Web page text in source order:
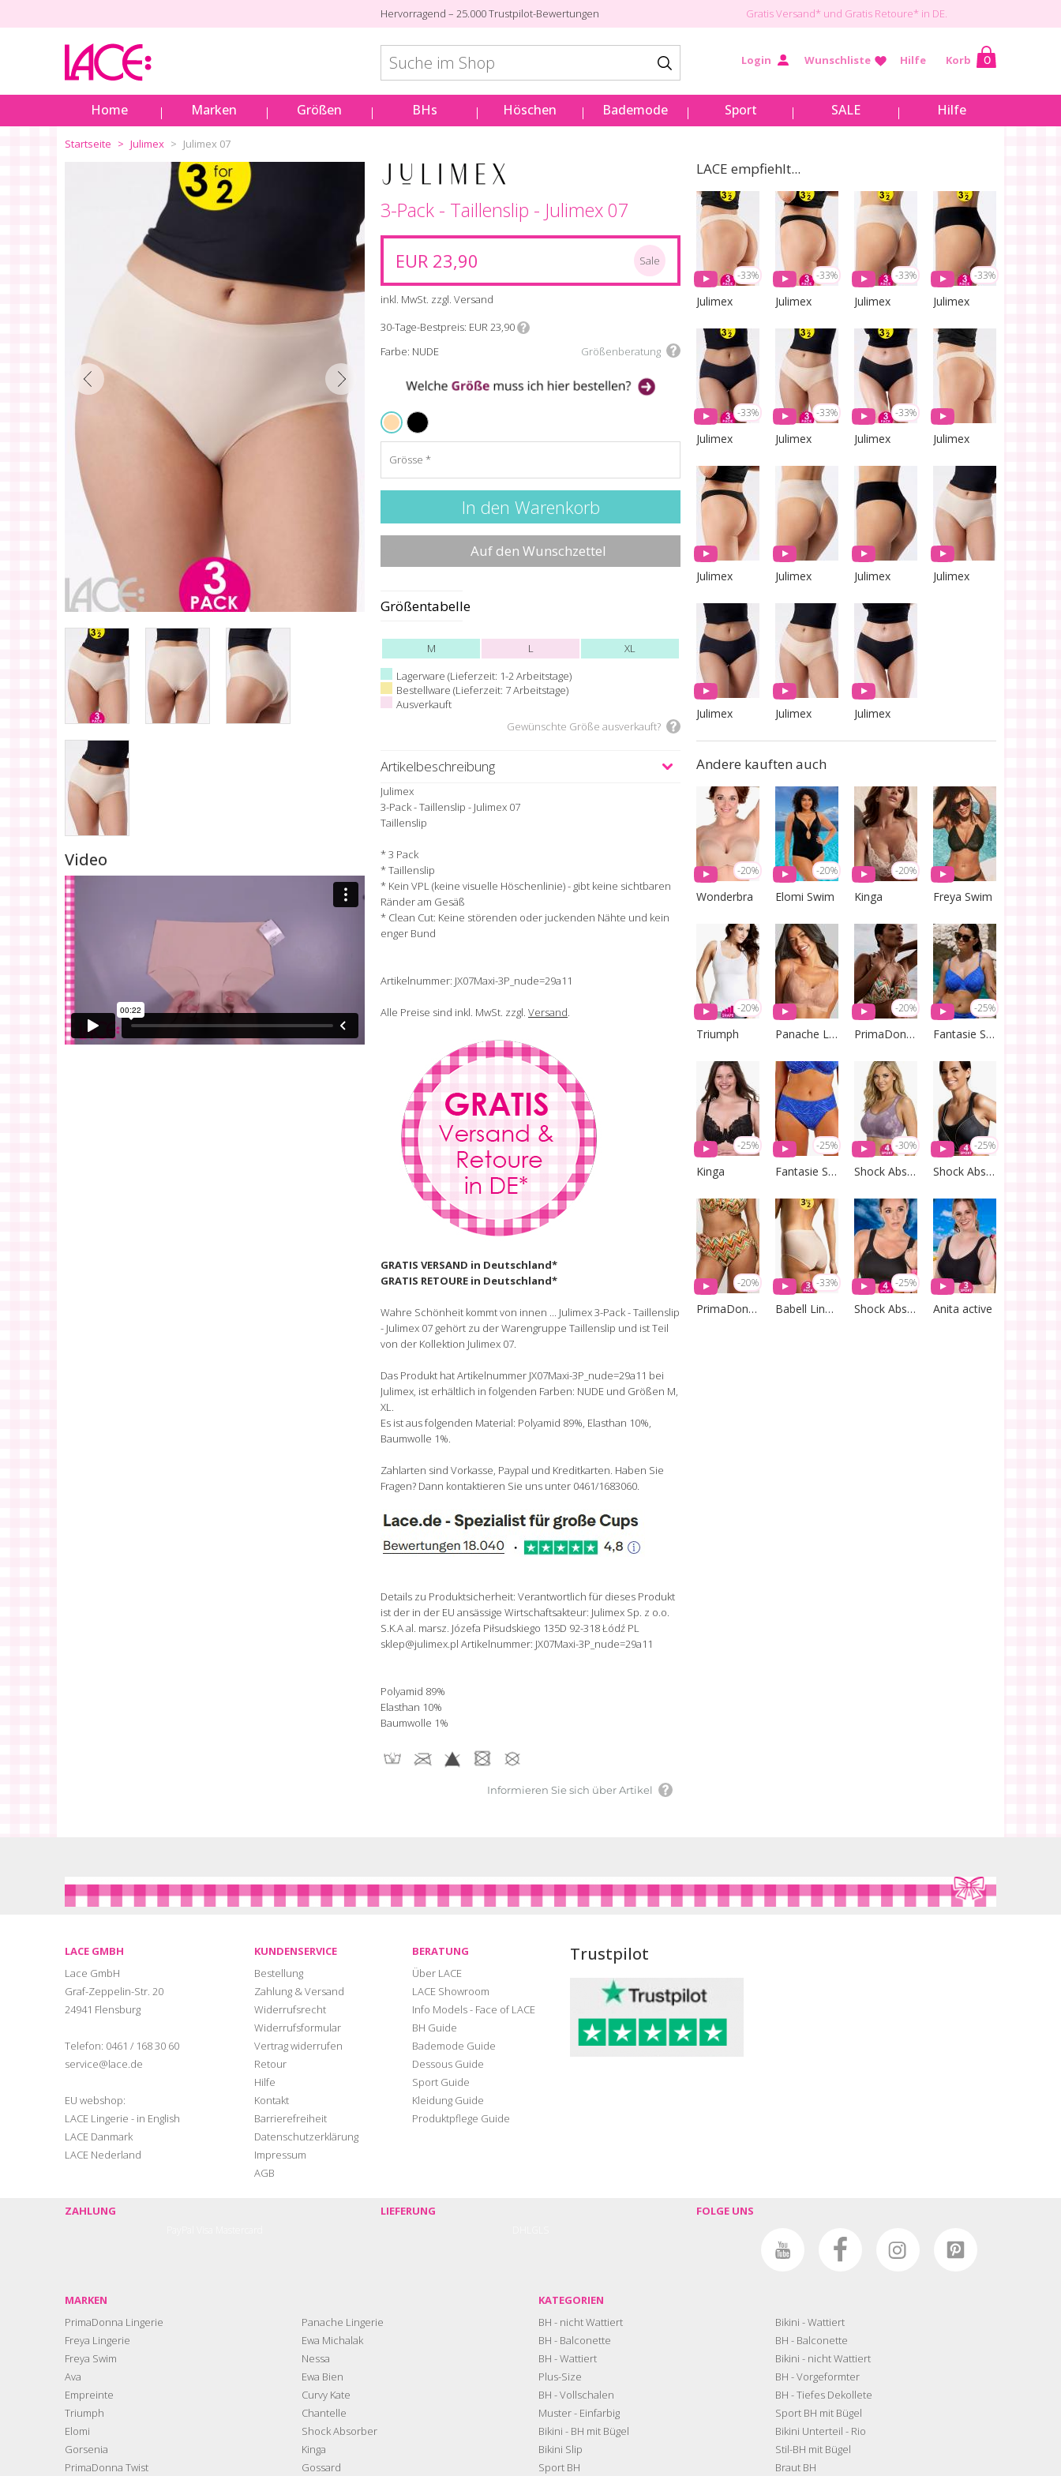
Hervorragend – 25.000 Trustpilot-Bewertungen Gratis Versand*und Gratis Retoure* in DE.
Korb 0
Hilfe
Wunschliste
Login
Home Marken Größen BHs Höschen Bademode Sport SALE Hilfe
Startseite Julimex Julimex 07
Video
3-Pack - Taillenslip - Julimex 07
EUR 23,90 Sale
inkl. MwSt. zzgl. Versand
30-Tage-Bestpreis EUR 23,90
Farbe: NUDE
Größenberatung
Grösse
Auf den Wunschzettel
Größentabelle
M L
XL
Lagerware (Lieferzeit: 1-2 Arbeitstage)
Bestellware (Lieferzeit: 7 Arbeitstage)
Ausverkauft
Gewünschte Größe ausverkauft?
Artikelbeschreibung
Julimex
3-Pack - Taillenslip - Julimex 07
Taillenslip
* 3 Pack
* Taillenslip
* Kein VPL (keine visuelle Höschenlinie) - gibt keine sichtbaren
Ränder am Gesäß
* Clean Cut: Keine störenden oder juckenden Nähte und kein
enger Bund
Artikelnummer: JX07Maxi-3P_nude=29a11
Alle Preise sind inkl. MwSt. zzgl. Versand.
GRATIS VERSAND in Deutschland*
GRATIS RETOURE in Deutschland*
Wahre Schönheit kommt von innen ... Julimex 3-Pack - Taillenslip
- Julimex 07 gehört zu der Warengruppe Taillenslip und ist Teil
von der Kollektion Julimex 07.
Das Produkt hat Artikelnummer JX07Maxi-3P_nude=29a11 bei
Julimex, ist erhältlich in folgenden Farben: NUDE und Größen M,
XL.
Es ist aus folgenden Material: Polyamid 89%, Elasthan 10%,
Baumwolle 1%.
Zahlarten sind Vorkasse, Paypal und Kreditkarten. Haben Sie
Fragen? Dann kontaktieren Sie uns unter 0461/1683060.
Details zu Produktsicherheit: Verantwortlich für dieses Produkt
ist der in der EU ansässige Wirtschaftsakteur: Julimex Sp. z o.o.
S.K.A al. marsz. Józefa Piłsudskiego 135D 92-318 Łódź PL
sklep@julimex.pl Artikelnummer: JX07Maxi-3P_nude=29a11
Polyamid 89%
Elasthan 10%
Baumwolle 1%
Informieren Sie sich über Artikel
LACE empfiehlt...
-33%
Julimex
-33%
Julimex
-33%
Julimex
-33%
Julimex
-33%
Julimex
-33%
Julimex
-33%
Julimex Julimex
Julimex Julimex Julimex Julimex
Julimex Julimex Julimex
Andere kauften auch
-20%
Wonderbra
-20%
Elomi Swim
-20%
Kinga Freya Swim
-20%
Triumph Panache Lingerie
-20%
PrimaDonna Swim
-25%
Fantasie Swim
-25%
Kinga
-25%
Fantasie Swim
-30%
Shock Absorber
-25%
Shock Absorber
-20%
PrimaDonna Swim
-33%
Babell Lingerie
-25%
Shock Absorber Anita active
LACE GMBH
Lace GmbH
Graf-Zeppelin-Str. 20
24941 Flensburg
Telefon: 0461 / 168 30 60
service@lace.de
EU webshop:
LACE Lingerie - in English
LACE Danmark
LACE Nederland
KUNDENSERVICE
Bestellung
Zahlung & Versand
Widerrufsrecht
Widerrufsformular
Vertrag widerrufen
Retour
Hilfe
Kontakt
Barrierefreiheit
Datenschutzerklärung
Impressum
AGB
BERATUNG
Über LACE
LACE Showroom
Info Models - Face of LACE
BH Guide
Bademode Guide
Dessous Guide
Sport Guide
Kleidung Guide
Produktpflege Guide
Trustpilot
ZAHLUNG LIEFERUNG FOLGE UNS
MARKEN
PrimaDonna Lingerie
Freya Lingerie
Freya Swim
Ava
Empreinte
Triumph
Elomi
Gorsenia
PrimaDonna Twist
Panache Lingerie
Ewa Michalak
Nessa
Ewa Bien
Curvy Kate
Chantelle
Shock Absorber
Kinga
Gossard
KATEGORIEN
BH - nicht Wattiert
BH - Balconette
BH - Wattiert
Plus-Size
BH - Vollschalen
Muster - Einfarbig
Bikini - BH mit Bügel
Bikini Slip
Sport BH
Bikini - Wattiert
BH - Balconette
Bikini - nicht Wattiert
BH - Vorgeformter
BH - Tiefes Dekollete
Sport BH mit Bügel
Bikini Unterteil - Rio
Stil-BH mit Bügel
Braut BH